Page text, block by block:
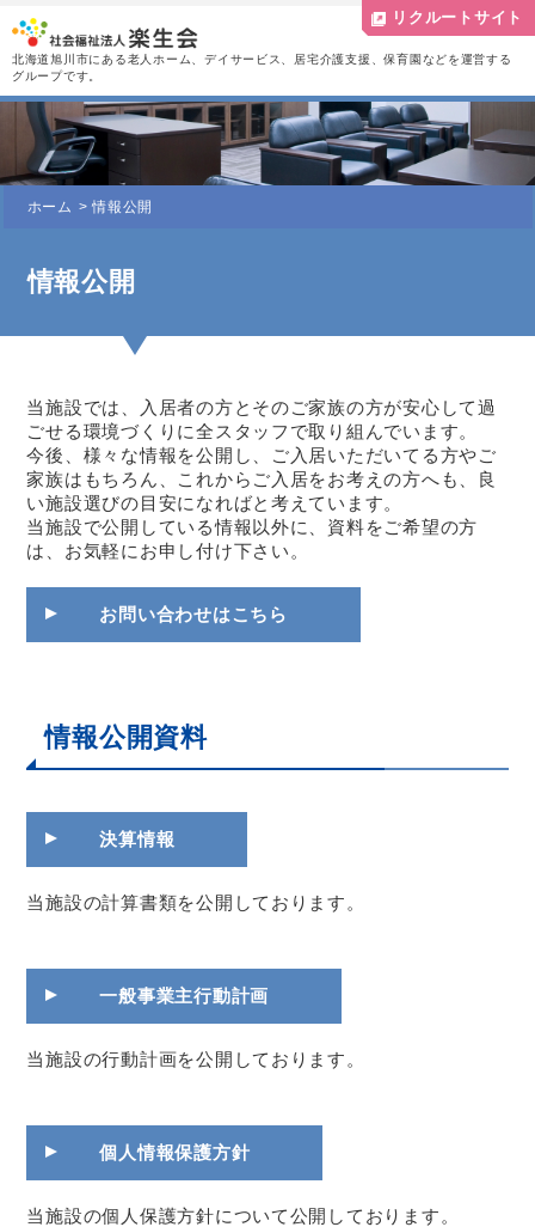
リクルートサイト
北海道旭川市にある老人ホーム、デイサービス、居宅介護支援、保育園などを運営する
グループです。
ホーム 情報公開
情報公開
当施設では、入居者の方とそのご家族の方が安心して過
ごせる環境づくりに全スタッフで取り組んでいます。
今後、様々な情報を公開し、ご入居いただいてる方やご
家族はもちろん、これからご入居をお考えの方へも、良
い施設選びの目安になればと考えています。
当施設で公開している情報以外に、資料をご希望の方
は、お気軽にお申し付け下さい。
お問い合わせはこちら
情報公開資料
決算情報
当施設の計算書類を公開しております。
一般事業主行動計画
当施設の行動計画を公開しております。
個人情報保護方針
当施設の個人保護方針について公開しております。